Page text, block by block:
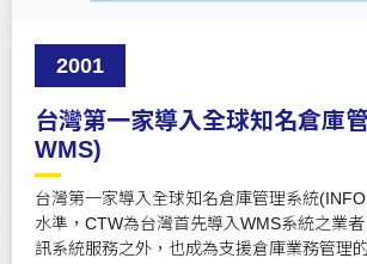
2001
台灣第一家導入全球知名倉庫
WMS)
台灣第一家導入全球知名倉庫管理系統
水準，CTW為台灣首先導入WMS系統之業
訊系統服務之外，也成為支援倉庫業務管理